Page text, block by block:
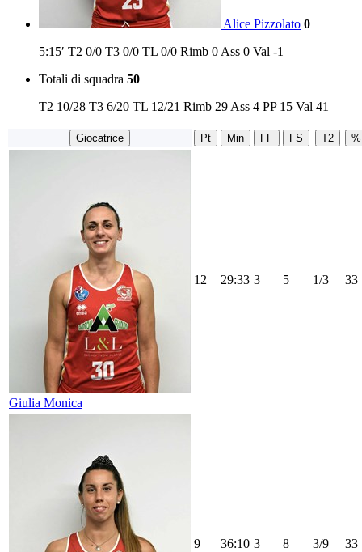
Alice Pizzolato 0
5:15′ T2 0/0 T3 0/0 TL 0/0 Rimb 0 Ass 0 Val -1
Totali di squadra 50
T2 10/28 T3 6/20 TL 12/21 Rimb 29 Ass 4 PP 15 Val 41
Giocatrice Pt Min FF FS T2 %
Giulia Monica
12 29:33 3 5 1/3 33
9 36:10 3 8 3/9 33